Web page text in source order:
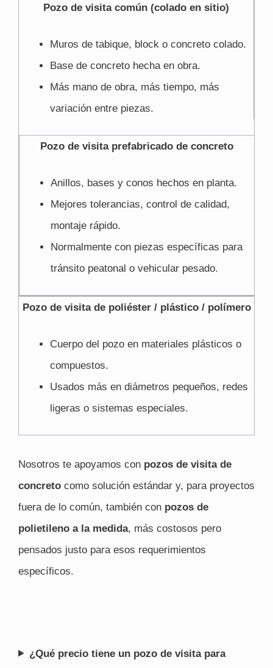
Pozo de visita común (colado en sitio)
Muros de tabique, block o concreto colado.
Base de concreto hecha en obra.
Más mano de obra, más tiempo, más
variación entre piezas.
Pozo de visita prefabricado de concreto
Anillos, bases y conos hechos en planta.
Mejores tolerancias, control de calidad,
montaje rápido.
Normalmente con piezas específicas para
tránsito peatonal o vehicular pesado.
Pozo de visita de poliéster / plástico / polímero
Cuerpo del pozo en materiales plásticos o
compuestos.
Usados más en diámetros pequeños, redes
ligeras o sistemas especiales.
Nosotros te apoyamos con pozos de visita de
concreto como solución estándar y, para proyectos
fuera de lo común, también con pozos de
polietileno a la medida, más costosos pero
pensados justo para esos requerimientos
específicos.
¿Qué precio tiene un pozo de visita para